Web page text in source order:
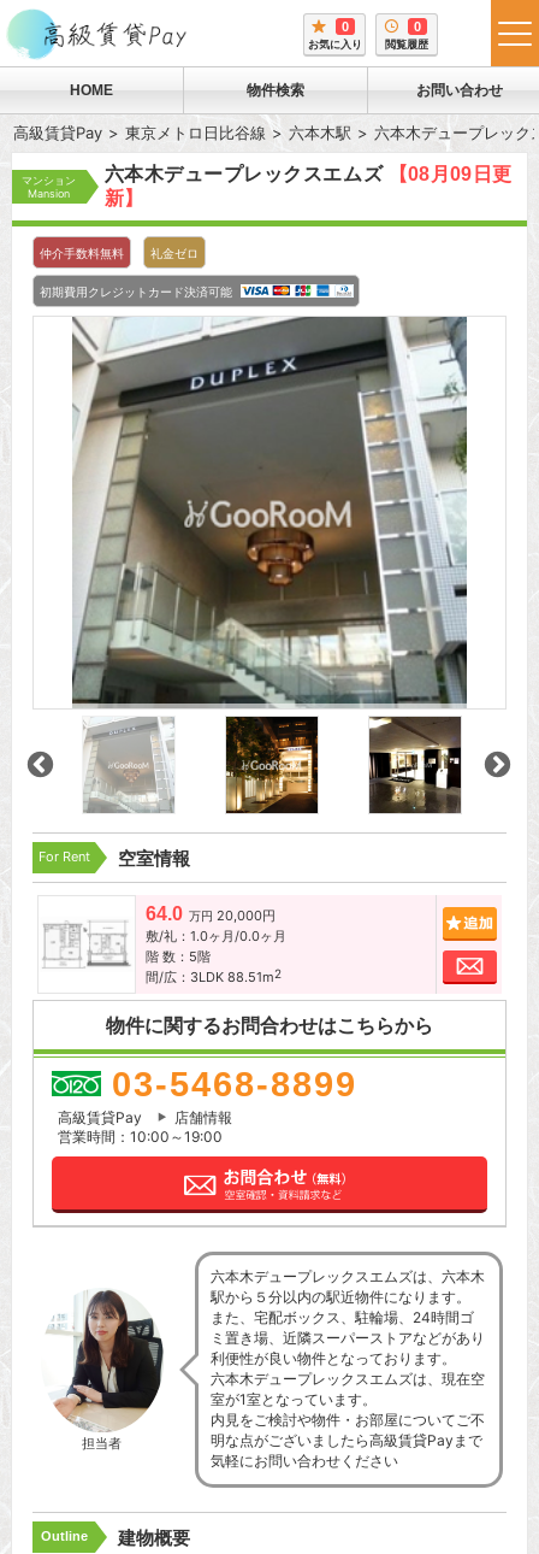
0
お気に入り
0
閲覧履歴
HOME 物件検索 お問い合わせ
高級賃貸Pay 東京メトロ日比谷線 六本木駅 六本木デュープレック
マンション
Mansion
六本木デュープレックスエムズ
【08月09日更
新】
仲介手数料無料 礼金ゼロ
初期費用クレジットカード決済可能
For Rent 空室情報
64.0 万円 20,000円
敷/礼：1.0ヶ月/0.0ヶ月
階 数：5階
間/広：3LDK 88.51m2
お問
物件に関するお問合わせはこちらから
03-5468-8899
高級賃貸Pay
店舗情報
営業時間：10:00～19:00
担当者
六本木デュープレックスエムズは、六本木
駅から５分以内の駅近物件になります。
また、宅配ボックス、駐輪場、24時間ゴ
ミ置き場、近隣スーパーストアなどがあり
利便性が良い物件となっております。
六本木デュープレックスエムズは、現在空
室が1室となっています。
内見をご検討や物件・お部屋についてご不
明な点がございましたら高級賃貸Payまで
気軽にお問い合わせください
Outline 建物概要